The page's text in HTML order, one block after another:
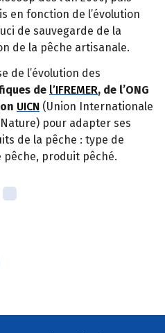
en fonction de l’évolution
de sauvegarde de la
de la pêche artisanale.
de l’évolution des
de l’IFREMER, de l’ONG
UICN (Union Internationale
pour adapter ses
de la pêche : type de
pêche, produit pêché.